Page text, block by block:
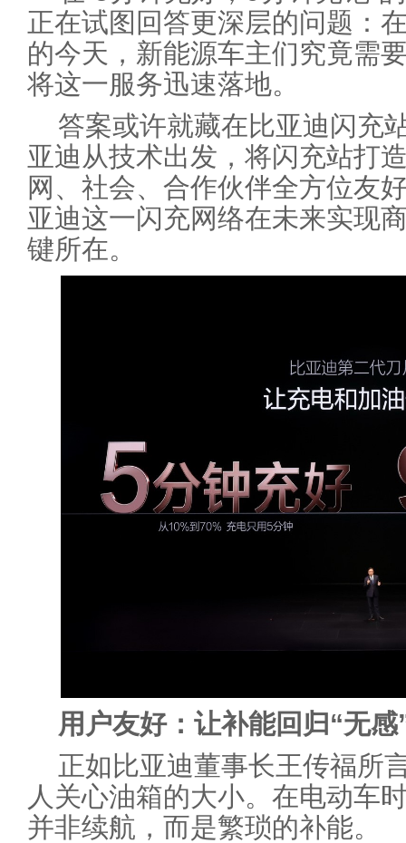
正在试图回答更深层的问题：
的今天，新能源车主们究竟需
将这一服务迅速落地。
答案或许就藏在比亚迪闪
亚迪从技术出发，将闪充站打
网、社会、合作伙伴全方位友
亚迪这一闪充网络在未来实现
键所在。
用户友好：让补能回归“无感
正如比亚迪董事长王传福所
人关心油箱的大小。在电动车
并非续航，而是繁琐的补能。